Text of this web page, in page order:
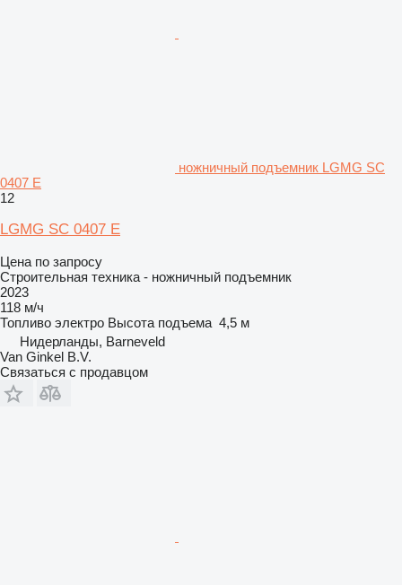
ножничный подъемник LGMG SC
0407 E
12
LGMG SC 0407 E
Цена по запросу
Строительная техника - ножничный подъемник
2023
118 м/ч
Топливо электро Высота подъема 4,5 м
Нидерланды, Barneveld
Van Ginkel B.V.
Связаться с продавцом